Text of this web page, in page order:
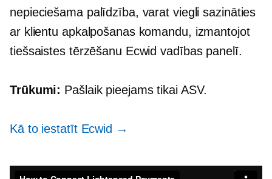
nepieciešama palīdzība, varat viegli sazināties
ar klientu apkalpošanas komandu, izmantojot
tiešsaistes tērzēšanu Ecwid vadības panelī.
Trūkumi: Pašlaik pieejams tikai ASV.
Kā to iestatīt Ecwid →